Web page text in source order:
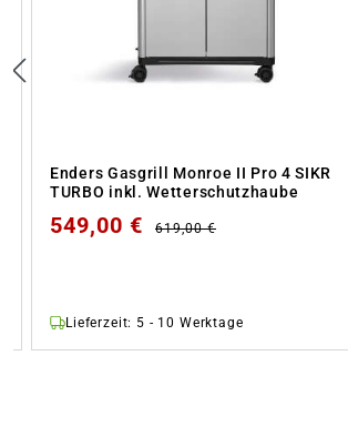
Enders Gasgrill Monroe II Pro 4 SIKR
TURBO inkl. Wetterschutzhaube
549,00 € 619,00 €
Lieferzeit: 5 - 10 Werktage